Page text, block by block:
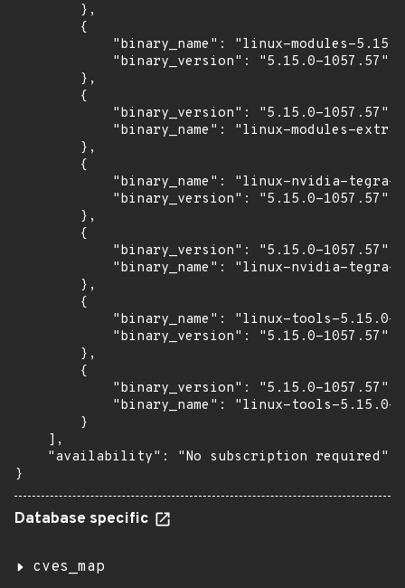
        },
        {
"binary_name": "linux-modules-
            "binary_version": "5.15.0-1057.57"
        },
        {
            "binary_version": "5.15.0-1057.57",
"binary_name": "linux-modules-
        },
        {
"binary_name": "linux-nvidia-tegra-
            "binary_version": "5.15.0-1057.57"
        },
        {
            "binary_version": "5.15.0-1057.57",
"binary_name": "linux-nvidia-tegra-
        },
        {
"binary_name": "linux-tools-5.15.0-
            "binary_version": "5.15.0-1057.57"
        },
        {
            "binary_version": "5.15.0-1057.57",
"binary_name": "linux-tools-5.15.0-
        }
    ],
    "availability": "No subscription required"
}
Database specific
cves_map